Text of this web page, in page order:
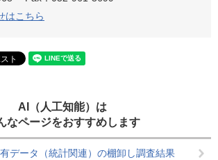
はこちら
AI（人工知能）は
なページをおすすめします
データ（統計関連）の棚卸し調査結果